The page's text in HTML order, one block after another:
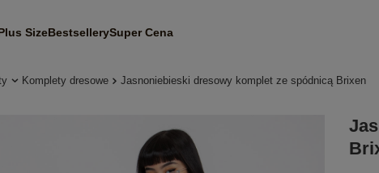
SizeBestsellerySuper Cena
Komplety dresowe Jasnoniebieski dresowy komplet ze spódnicą Brixen